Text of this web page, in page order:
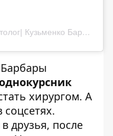
Публикация от Косметолог-дерматолог| Кузьменко Барбара Андреевна |Киев (@dr.barbara.kuzmenko)
хирургом. А
друзья, после